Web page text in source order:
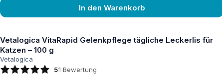
In den Warenkorb
Vetalogica VitaRapid Gelenkpflege tägliche Leckerlis für
Katzen – 100 g
Vetalogica
51 Bewertung